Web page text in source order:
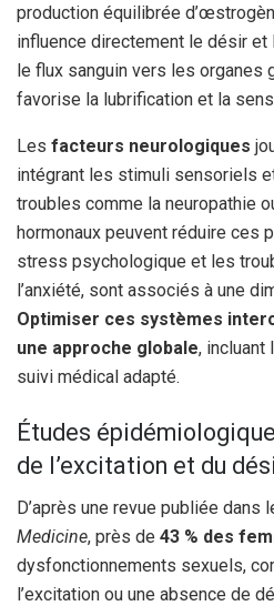
production équilibrée
influence directement le désir et
le flux sanguin vers les organes
favorise la lubrification et la
Les facteurs neurologiques
intégrant les stimuli sensoriels
troubles comme la neuropathie
hormonaux peuvent réduire ces
stress psychologique et les
l’anxiété, sont associés à une
Optimiser ces systèmes
une approche globale, incluant
suivi médical adapté.
Études
de l’excitation et du
D’après une revue publiée dans
Medicine, près de 43 % des
dysfonctionnements sexuels,
l’excitation ou une absence de